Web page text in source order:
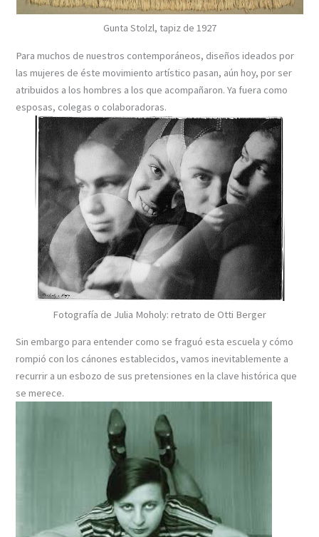
Gunta Stolzl, tapiz de 1927
Para muchos de nuestros contemporáneos, diseños ideados por
las mujeres de éste movimiento artístico pasan, aún hoy, por ser
atribuidos a los hombres a los que acompañaron. Ya fuera como
esposas, colegas o colaboradoras.
Fotografía de Julia Moholy: retrato de Otti Berger
Sin embargo para entender como se fraguó esta escuela y cómo
rompió con los cánones establecidos, vamos inevitablemente a
recurrir a un esbozo de sus pretensiones en la clave histórica que
se merece.